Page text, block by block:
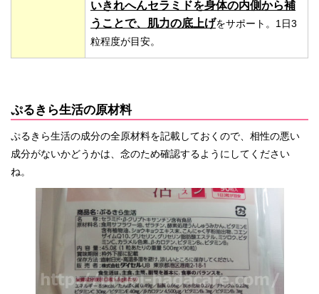
いきれへんセラミドを身体の内側から補
うことで、肌力の底上げをサポート。1日3
粒程度が目安。
ぷるきら生活の原材料
ぷるきら生活の成分の全原材料を記載しておくので、相性の悪い
成分がないかどうかは、念のため確認するようにしてください
ね。